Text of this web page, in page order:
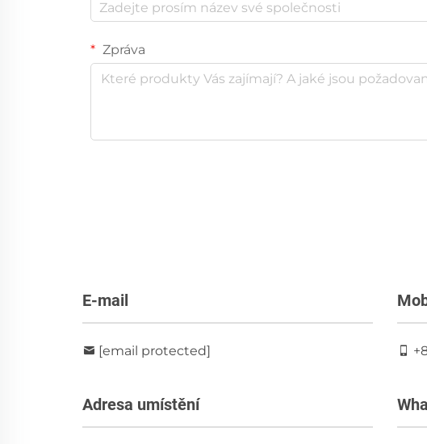
Zpráva
E-mail
[email protected]
Adresa umístění